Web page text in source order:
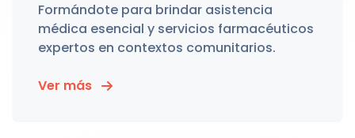
Formándote para brindar asistencia
médica esencial y servicios farmacéuticos
expertos en contextos comunitarios.
Ver más